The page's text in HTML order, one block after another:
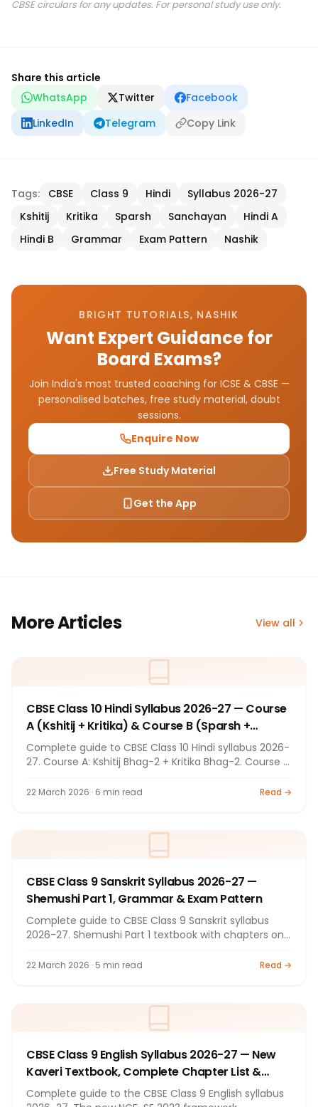
CBSE circulars for any updates. For personal study use only.
Share this article
WhatsApp
Twitter
Facebook
LinkedIn
Telegram Copy Link
Tags: CBSE Class 9 Hindi
Syllabus 2026-27
Kshitij
Kritika Sparsh Sanchayan
Hindi A
Hindi B
Grammar Exam Pattern Nashik
BRIGHT TUTORIALS, NASHIK
Want Expert Guidance for
Board Exams?
Join India's most trusted coaching for ICSE & CBSE —
personalised batches, free study material, doubt
sessions.
Enquire Now
Free Study Material
Get the App
More Articles View all
CBSE Class 10 Hindi Syllabus 2026-27 — Course
A (Kshitij + Kritika) & Course B (Sparsh +
Sanchayan)
Complete guide to CBSE Class 10 Hindi syllabus 2026-
27. Course A: Kshitij Bhag-2 + Kritika Bhag-2. Course B:
Grammar, marks, Two Board Exams policy.
22 March 2026 · 6 min read Read →
CBSE Class 9 Sanskrit Syllabus 2026-27 —
Shemushi Part 1, Grammar & Exam Pattern
Complete guide to CBSE Class 9 Sanskrit syllabus
2026-27. Shemushi Part 1 textbook with chapters on
Samas, Pratyay, Karak, Avyay. Marks distribution,
22 March 2026 · 5 min read Read →
CBSE Class 9 English Syllabus 2026-27 — New
Kaveri Textbook, Complete Chapter List &
Exam Pattern
Complete guide to the CBSE Class 9 English syllabus